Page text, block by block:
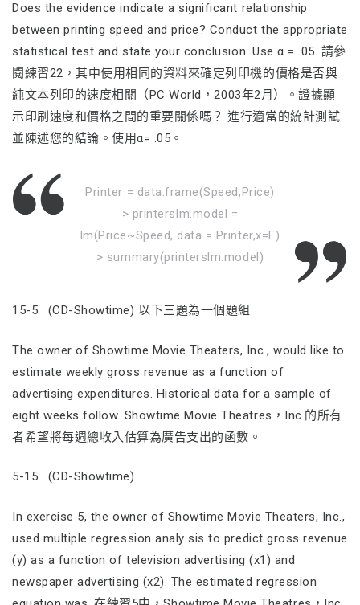
Does the evidence indicate a significant relationship
between printing speed and price? Conduct the appropriate
statistical test and state your conclusion. Use α = .05. 請參
閱練習22，其中使用相同的資料來確定列印機的價格是否與
純文本列印的速度相關（PC World，2003年2月）。證據顯
示印刷速度和價格之間的重要關係嗎？ 進行適當的統計測試
並陳述您的結論。使用α= .05。
Printer = data.frame(Speed,Price)
> printerslm.model =
lm(Price~Speed, data = Printer,x=F)
> summary(printerslm.model)
15-5. (CD-Showtime) 以下三題為一個題組
The owner of Showtime Movie Theaters, Inc., would like to
estimate weekly gross revenue as a function of
advertising expenditures. Historical data for a sample of
eight weeks follow. Showtime Movie Theatres，Inc.的所有
者希望將每週總收入估算為廣告支出的函數。
5-15. (CD-Showtime)
In exercise 5, the owner of Showtime Movie Theaters, Inc.,
used multiple regression analy sis to predict gross revenue
(y) as a function of television advertising (x1) and
newspaper advertising (x2). The estimated regression